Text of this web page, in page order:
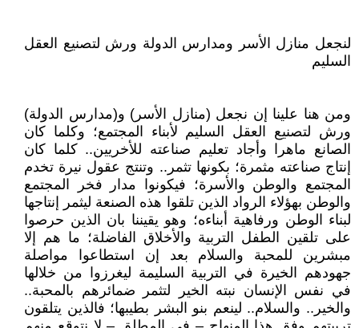
لنجعل منازل الأسر ومدارس الدولة ورش لتصنيع العقل
السليم
ومن هنا علينا إن نجعل (منازل الأسر) و(مدارس الدولة)
ورش لتصنيع العقل السليم لأبناء المجتمع؛ وكلما كان
الصانع ماهرا وأجاد تعليم صناعته للأخريين.. كلما كان
إنتاج صناعته مثمرة؛ بكونها تثمر.. وتنتج عقول نيرة تخدم
المجتمع والوطن والأسرة؛ فيكونوا مدار فخر المجتمع
والوطن بهؤلاء الرواد الذين تلقوا هذه الصنعة ليثمر إنتاجها
لبناء الوطن ورفاهية أبناءه؛ وهو يقيننا بان الذين حرصوا
على تلقين الطفل التربية والأخلاق الفاضلة؛ ما هم إلا
مبشرين للمحبة والسلام بعد إن استطاعوا مواصلة
جهودهم الخيرة في التربية السليمة ليغرزوا من خلالها
في نفس الإنسان نبته الخير لتثمر ضمائرهم بالمحبة..
والخير.. والسلام.. لينعم بنو البشر بطيبها؛ فالذين يتلقون